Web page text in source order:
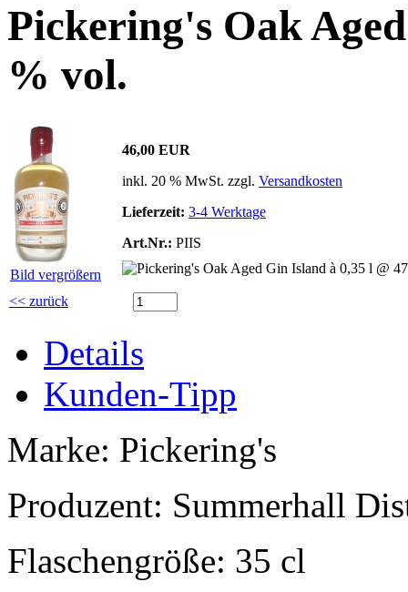
Pickering's Oak
% vol.
Bild vergrößern
46,00 EUR
inkl. 20 % MwSt. zzgl. Versandkosten
Lieferzeit: 3-4 Werktage
Art.Nr.: PIIS
<< zurück
Details
Kunden-Tipp
Marke: Pickering's
Produzent: Summerhall
Flaschengröße: 35 cl